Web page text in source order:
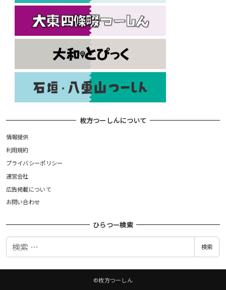
枚方つーしんについて
情報提供
利用規約
プライバシーポリシー
運営会社
広告掲載について
お問い合わせ
ひらつー検索
検
検索
©枚方つーしん